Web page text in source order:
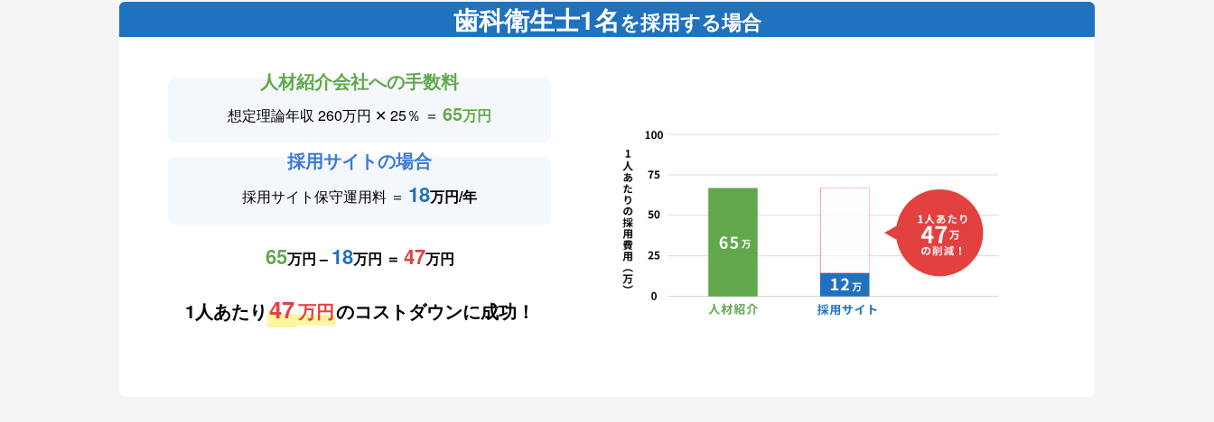
歯科衛生士1名を採用する場合
人材紹介会社への手数料
想定理論年収 260万円 ✕ 25％ ＝65万円
採用サイトの場合
採用サイト保守運用料 ＝ 18万円/年
65万円 – 18万円 ＝ 47万円
1人あたり47万円のコストダウンに成功！